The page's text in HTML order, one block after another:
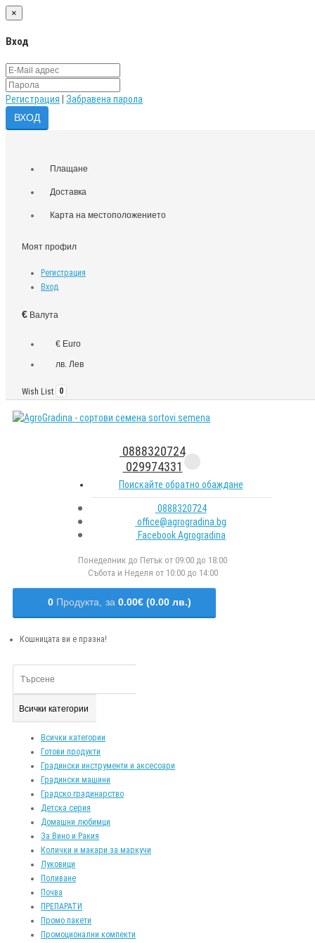
×
Вход
Регистрация Забравена парола
Плащане
Доставка
Карта на местоположението
Моят профил
Регистрация
Вход
€ Валута
€ Euro
лв. Лев
Wish List 0
0888320724
029974331
Поискайте обратно обаждане
0888320724
office@agrogradina.bg
Facebook Agrogradina
Понеделник до Петък от 09:00 до 18:00
Събота и Неделя от 10:00 до 14:00
0 Продукта, за 0.00€ (0.00 лв.)
Кошницата ви е празна!
Всички категории
Всички категории
Готови продукти
Градински инструменти и аксесоари
Градински машини
Градско градинарство
Детска серия
Домашни любимци
За Вино и Ракия
Колички и макари за маркучи
Луковици
Поливане
Почва
ПРЕПАРАТИ
Промо пакети
Промоционални компекти